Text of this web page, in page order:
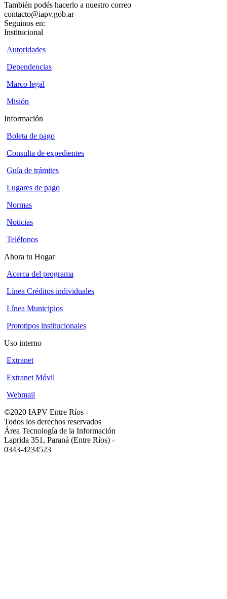
También podés hacerlo a nuestro correo
contacto@iapv.gob.ar
Seguinos en:
Institucional
Autoridades
Dependencias
Marco legal
Misión
Información
Boleta de pago
Consulta de expedientes
Guía de trámites
Lugares de pago
Normas
Noticias
Teléfonos
Ahora tu Hogar
Acerca del programa
Línea Créditos individuales
Línea Municipios
Prototipos institucionales
Uso interno
Extranet
Extranet Móvil
Webmail
©2020 IAPV Entre Ríos -
Todos los derechos reservados
Área Tecnología de la Información
Laprida 351, Paraná (Entre Ríos) -
0343-4234523